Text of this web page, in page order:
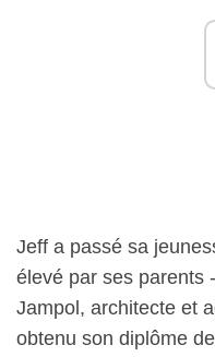
Jeff a passé sa
élevé par ses parents
Jampol, architecte et
obtenu son diplôme